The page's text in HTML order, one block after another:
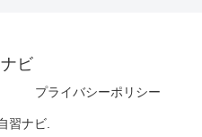
ビ
プライバシーポリシー
習ナビ.